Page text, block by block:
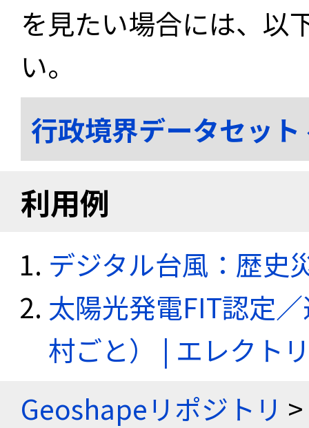
を見たい場合には、以
い。
行政境界データセッ
利用例
デジタル台風：歴史
太陽光発電FIT認定
村ごと） | エレクト
Geoshapeリポジトリ >